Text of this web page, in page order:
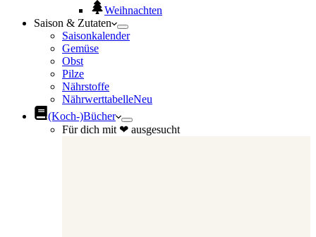
Weihnachten
Saison & Zutaten
Saisonkalender
Gemüse
Obst
Pilze
Nährstoffe
NährwerttabelleNeu
(Koch-)Bücher
Für dich mit ❤ ausgesucht